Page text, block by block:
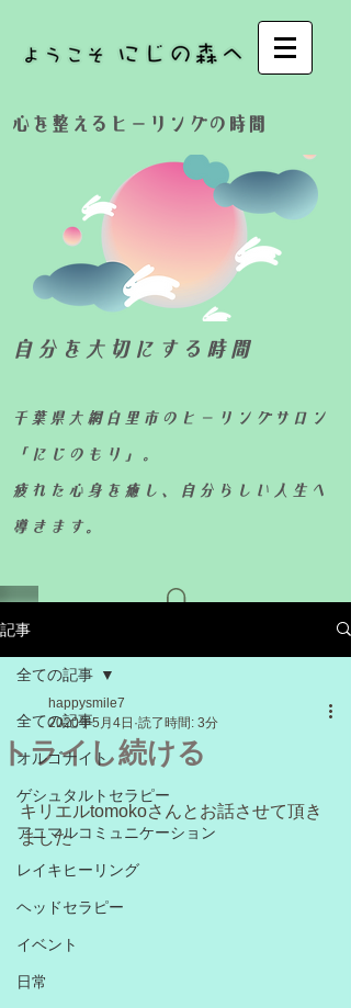
​心を整えるヒーリングの時間
自分を大切にする時間
千葉県大網白里市のヒーリングサロン
「にじのもり」。
疲れた心身を癒し、自分らしい人生へ
導きます。
記事
全ての記事
オルゴナイト
ゲシュタルトセラピー
アニマルコミュニケーション
レイキヒーリング
ヘッドセラピー
イベント
日常
全ての記事
トライし続ける
happysmile7
2020年5月4日 読了時間: 3分
キリエルtomokoさんとお話させて頂き
ました